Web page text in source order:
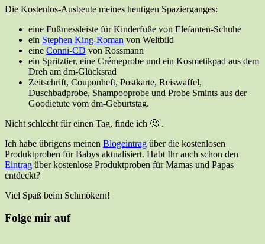
Die Kostenlos-Ausbeute meines heutigen Spazierganges:
eine Fußmessleiste für Kinderfüße von Elefanten-Schuhe
ein Stephen King-Roman von Weltbild
eine Conni-CD von Rossmann
ein Spritztier, eine Crémeprobe und ein Kosmetikpad aus dem
Dreh am dm-Glücksrad
Zeitschrift, Couponheft, Postkarte, Reiswaffel,
Duschbadprobe, Shampooprobe und Probe Smints aus der
Goodietüte vom dm-Geburtstag.
Nicht schlecht für einen Tag, finde ich 🙂 .
Ich habe übrigens meinen Blogeintrag über die kostenlosen
Produktproben für Babys aktualisiert. Habt Ihr auch schon den
Eintrag über kostenlose Produktproben für Mamas und Papas
entdeckt?
Viel Spaß beim Schmökern!
Folge mir auf